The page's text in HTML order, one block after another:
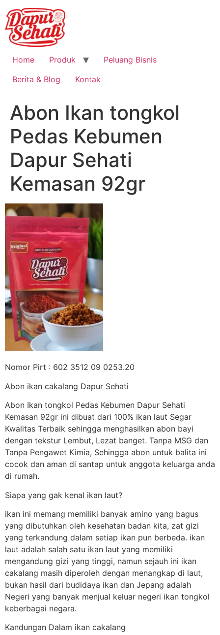
Home Produk
Peluang Bisnis
Berita & Blog
Kontak
Abon Ikan tongkol
Pedas Kebumen
Dapur Sehati
Kemasan 92gr
Nomor Pirt : 602 3512 09 0253.20
Abon ikan cakalang Dapur Sehati
Abon Ikan tongkol Pedas Kebumen Dapur Sehati
Kemasan 92gr ini dibuat dari 100% ikan laut Segar
Kwalitas Terbaik sehingga menghasilkan abon bayi
dengan tekstur Lembut, Lezat banget. Tanpa MSG dan
Tanpa Pengawet Kimia, Sehingga abon untuk balita ini
cocok dan aman di santap untuk anggota keluarga anda
di rumah.
Siapa yang gak kenal ikan laut?
ikan ini memang memiliki banyak amino yang bagus
yang dibutuhkan oleh kesehatan badan kita, zat gizi
yang terkandung dalam setiap ikan pun berbeda. ikan
laut adalah salah satu ikan laut yang memiliki
mengandung gizi yang tinggi, namun sejauh ini ikan
cakalang masih diperoleh dengan menangkap di laut,
bukan hasil dari budidaya ikan dan Jepang adalah
Negeri yang banyak menjual keluar negeri ikan tongkol
keberbagai negara.
Kandungan Dalam ikan cakalang